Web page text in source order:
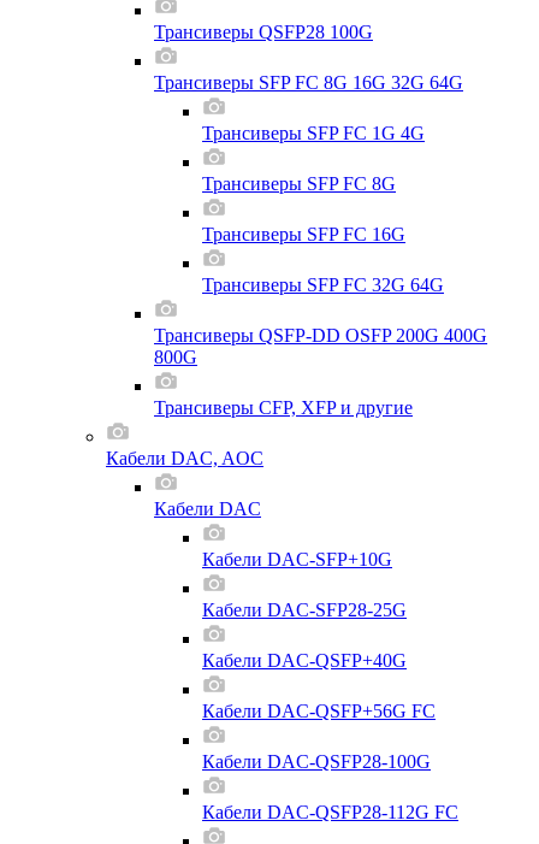
Трансиверы QSFP28 100G
Трансиверы SFP FC 8G 16G 32G 64G
Трансиверы SFP FC 1G 4G
Трансиверы SFP FC 8G
Трансиверы SFP FC 16G
Трансиверы SFP FC 32G 64G
Трансиверы QSFP-DD OSFP 200G 400G
800G
Трансиверы CFP, XFP и другие
Кабели DAC, AOC
Кабели DAC
Кабели DAC-SFP+10G
Кабели DAC-SFP28-25G
Кабели DAC-QSFP+40G
Кабели DAC-QSFP+56G FC
Кабели DAC-QSFP28-100G
Кабели DAC-QSFP28-112G FC